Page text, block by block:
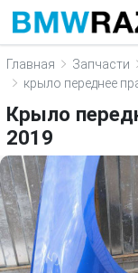
Главная Запчасти
крыло переднее
Крыло
2019